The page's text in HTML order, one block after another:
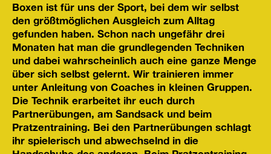
Boxen ist für uns der Sport, bei dem wir selbst
den größtmöglichen Ausgleich zum Alltag
gefunden haben. Schon nach ungefähr drei
Monaten hat man die grundlegenden Techniken
und dabei wahrscheinlich auch eine ganze Menge
über sich selbst gelernt. Wir trainieren immer
unter Anleitung von Coaches in kleinen Gruppen.
Die Technik erarbeitet ihr euch durch
Partnerübungen, am Sandsack und beim
Pratzentraining. Bei den Partnerübungen schlagt
ihr spielerisch und abwechselnd in die